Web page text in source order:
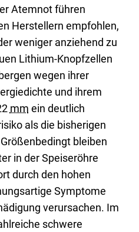
Atemnot führen
Herstellern empfohlen,
weniger anziehend zu
Lithium-Knopfzellen
wegen ihrer
und ihrem
mm ein deutlich
als die bisherigen
bleiben
in der Speiseröhre
durch den hohen
Symptome
verursachen. Im
schwere